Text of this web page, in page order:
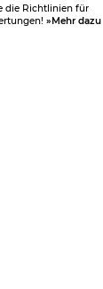
die Richtlinien für
»Mehr dazu